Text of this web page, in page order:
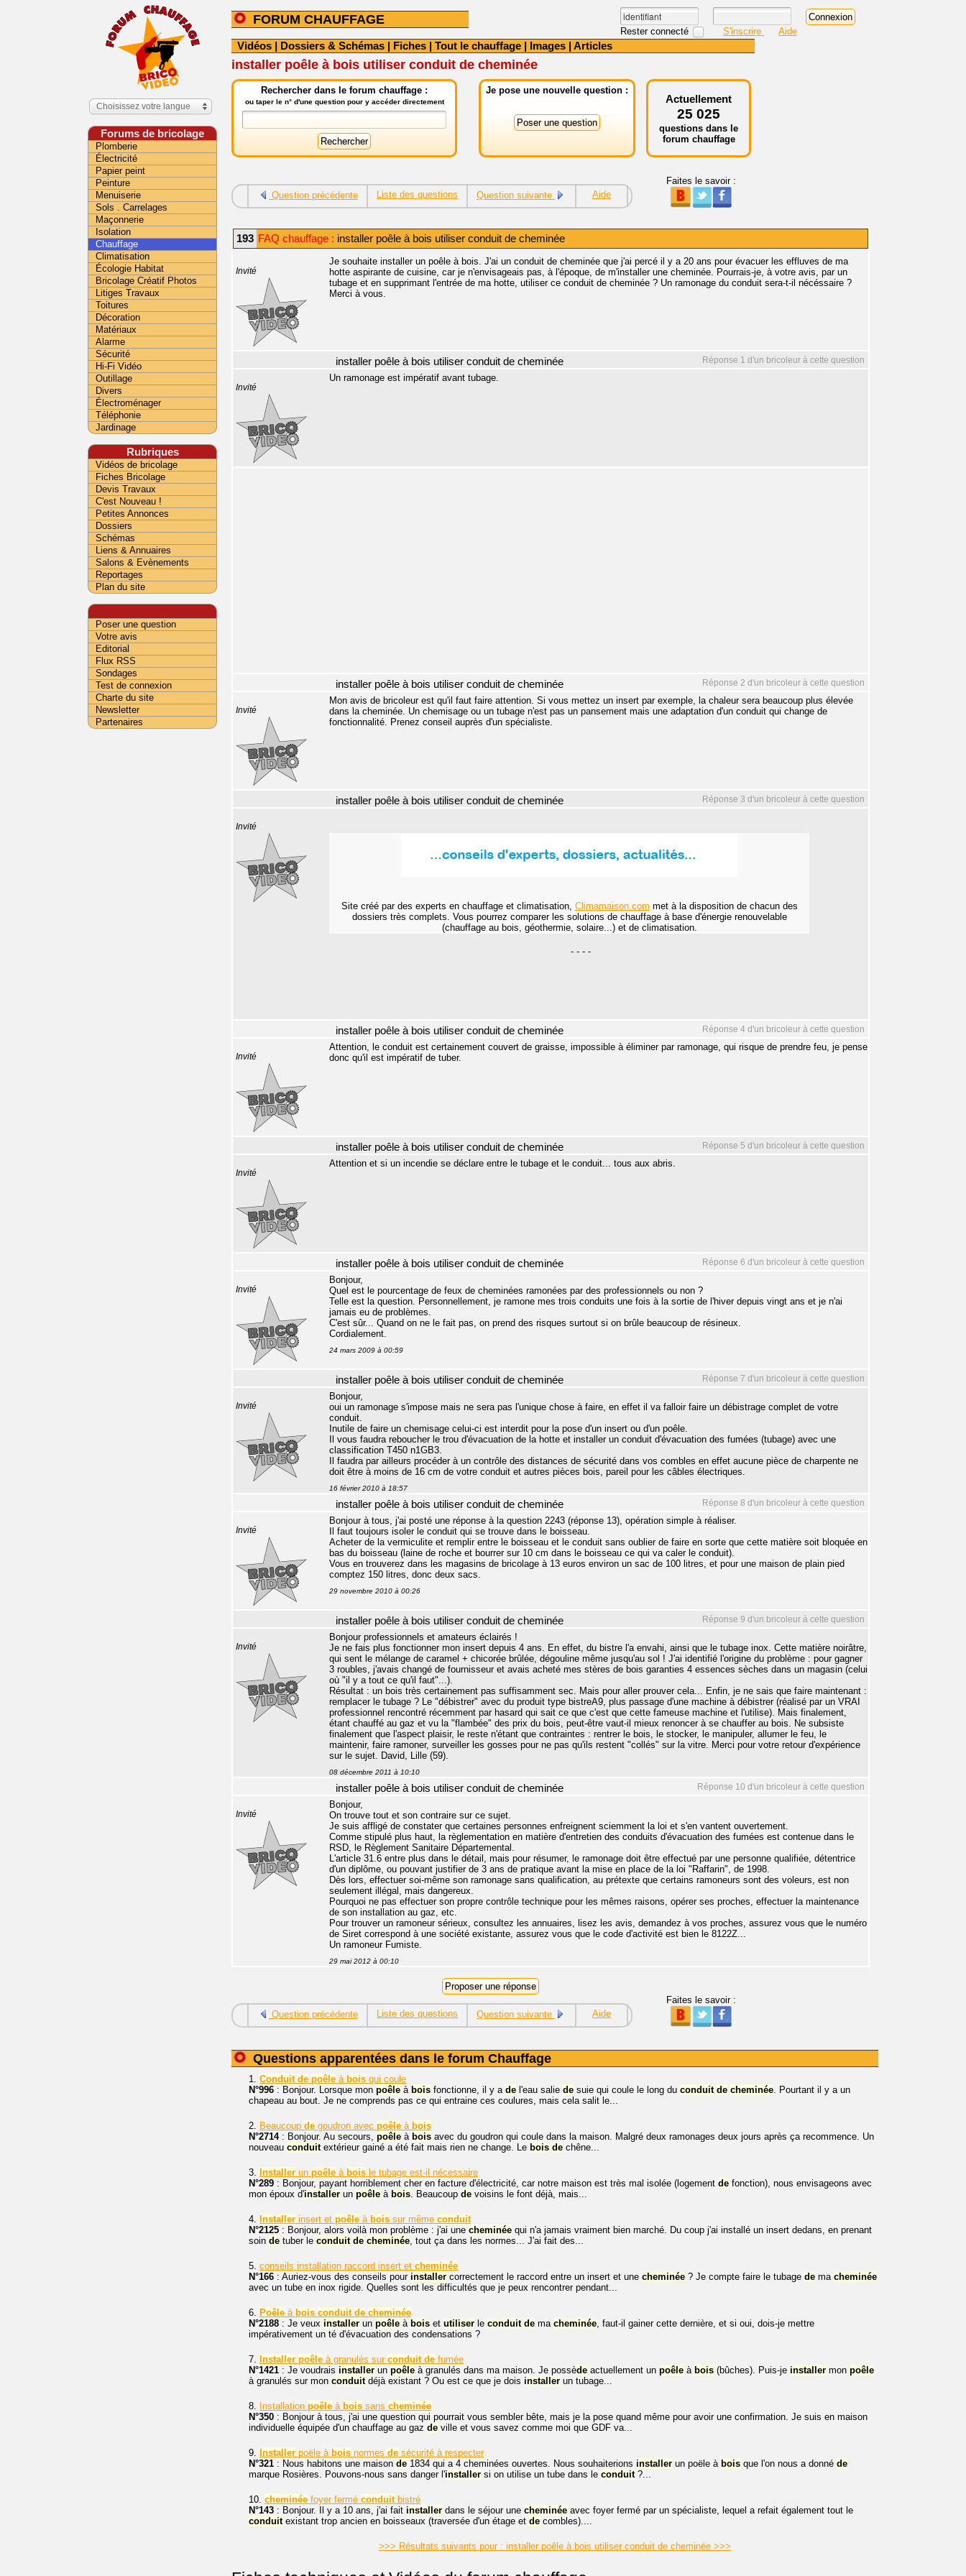
FORUM CHAUFFAGE
Rester connecté S'inscrire Aide
Vidéos | Dossiers & Schémas | Fiches | Tout le chauffage | Images | Articles
installer poêle à bois utiliser conduit de cheminée
Rechercher dans le forum chauffage :
ou taper le n° d'une question pour y accéder directement
Je pose une nouvelle question :
Actuellement
25 025
questions dans le
forum chauffage
Question précédente Liste des questions Question suivante Aide
Faites le savoir :
193 FAQ chauffage : installer poêle à bois utiliser conduit de cheminée
Invité
Je souhaite installer un poêle à bois. J'ai un conduit de cheminée que j'ai percé il y a 20 ans pour évacuer les effluves de ma
hotte aspirante de cuisine, car je n'envisageais pas, à l'époque, de m'installer une cheminée. Pourrais-je, à votre avis, par un
tubage et en supprimant l'entrée de ma hotte, utiliser ce conduit de cheminée ? Un ramonage du conduit sera-t-il nécéssaire ?
Merci à vous.
Réponse 1 d'un bricoleur à cette question
installer poêle à bois utiliser conduit de cheminée
Invité
Un ramonage est impératif avant tubage.
Réponse 2 d'un bricoleur à cette question
installer poêle à bois utiliser conduit de cheminée
Invité
Mon avis de bricoleur est qu'il faut faire attention. Si vous mettez un insert par exemple, la chaleur sera beaucoup plus élevée
dans la cheminée. Un chemisage ou un tubage n'est pas un pansement mais une adaptation d'un conduit qui change de
fonctionnalité. Prenez conseil auprès d'un spécialiste.
Réponse 3 d'un bricoleur à cette question
installer poêle à bois utiliser conduit de cheminée
Invité
Site créé par des experts en chauffage et climatisation, Climamaison.com met à la disposition de chacun des
dossiers très complets. Vous pourrez comparer les solutions de chauffage à base d'énergie renouvelable
(chauffage au bois, géothermie, solaire...) et de climatisation.
- - - -
Réponse 4 d'un bricoleur à cette question
installer poêle à bois utiliser conduit de cheminée
Invité
Attention, le conduit est certainement couvert de graisse, impossible à éliminer par ramonage, qui risque de prendre feu, je pense
donc qu'il est impératif de tuber.
Réponse 5 d'un bricoleur à cette question
installer poêle à bois utiliser conduit de cheminée
Invité
Attention et si un incendie se déclare entre le tubage et le conduit... tous aux abris.
Réponse 6 d'un bricoleur à cette question
installer poêle à bois utiliser conduit de cheminée
Invité
Bonjour,
Quel est le pourcentage de feux de cheminées ramonées par des professionnels ou non ?
Telle est la question. Personnellement, je ramone mes trois conduits une fois à la sortie de l'hiver depuis vingt ans et je n'ai
jamais eu de problèmes.
C'est sûr... Quand on ne le fait pas, on prend des risques surtout si on brûle beaucoup de résineux.
Cordialement.
24 mars 2009 à 00:59
Réponse 7 d'un bricoleur à cette question
installer poêle à bois utiliser conduit de cheminée
Invité
Bonjour,
oui un ramonage s'impose mais ne sera pas l'unique chose à faire, en effet il va falloir faire un débistrage complet de votre
conduit.
Inutile de faire un chemisage celui-ci est interdit pour la pose d'un insert ou d'un poêle.
Il vous faudra reboucher le trou d'évacuation de la hotte et installer un conduit d'évacuation des fumées (tubage) avec une
classification T450 n1GB3.
Il faudra par ailleurs procéder à un contrôle des distances de sécurité dans vos combles en effet aucune pièce de charpente ne
doit être à moins de 16 cm de votre conduit et autres pièces bois, pareil pour les câbles électriques.
16 février 2010 à 18:57
Réponse 8 d'un bricoleur à cette question
installer poêle à bois utiliser conduit de cheminée
Invité
Bonjour à tous, j'ai posté une réponse à la question 2243 (réponse 13), opération simple à réaliser.
Il faut toujours isoler le conduit qui se trouve dans le boisseau.
Acheter de la vermiculite et remplir entre le boisseau et le conduit sans oublier de faire en sorte que cette matière soit bloquée en
bas du boisseau (laine de roche et bourrer sur 10 cm dans le boisseau ce qui va caler le conduit).
Vous en trouverez dans les magasins de bricolage à 13 euros environ un sac de 100 litres, et pour une maison de plain pied
comptez 150 litres, donc deux sacs.
29 novembre 2010 à 00:26
Réponse 9 d'un bricoleur à cette question
installer poêle à bois utiliser conduit de cheminée
Invité
Bonjour professionnels et amateurs éclairés !
Je ne fais plus fonctionner mon insert depuis 4 ans. En effet, du bistre l'a envahi, ainsi que le tubage inox. Cette matière noirâtre,
qui sent le mélange de caramel + chicorée brûlée, dégouline même jusqu'au sol ! J'ai identifié l'origine du problème : pour gagner
3 roubles, j'avais changé de fournisseur et avais acheté mes stères de bois garanties 4 essences sèches dans un magasin (celui
où "il y a tout ce qu'il faut"...).
Résultat : un bois très certainement pas suffisamment sec. Mais pour aller prouver cela... Enfin, je ne sais que faire maintenant :
remplacer le tubage ? Le "débistrer" avec du produit type bistreA9, plus passage d'une machine à débistrer (réalisé par un VRAI
professionnel rencontré récemment par hasard qui sait ce que c'est que cette fameuse machine et l'utilise). Mais finalement,
étant chauffé au gaz et vu la "flambée" des prix du bois, peut-être vaut-il mieux renoncer à se chauffer au bois. Ne subsiste
finalement que l'aspect plaisir, le reste n'étant que contraintes : rentrer le bois, le stocker, le manipuler, allumer le feu, le
maintenir, faire ramoner, surveiller les gosses pour ne pas qu'ils restent "collés" sur la vitre. Merci pour votre retour d'expérience
sur le sujet. David, Lille (59).
08 décembre 2011 à 10:10
Réponse 10 d'un bricoleur à cette question
installer poêle à bois utiliser conduit de cheminée
Invité
Bonjour,
On trouve tout et son contraire sur ce sujet.
Je suis affligé de constater que certaines personnes enfreignent sciemment la loi et s'en vantent ouvertement.
Comme stipulé plus haut, la règlementation en matière d'entretien des conduits d'évacuation des fumées est contenue dans le
RSD, le Règlement Sanitaire Départemental.
L'article 31.6 entre plus dans le détail, mais pour résumer, le ramonage doit être effectué par une personne qualifiée, détentrice
d'un diplôme, ou pouvant justifier de 3 ans de pratique avant la mise en place de la loi "Raffarin", de 1998.
Dès lors, effectuer soi-même son ramonage sans qualification, au prétexte que certains ramoneurs sont des voleurs, est non
seulement illégal, mais dangereux.
Pourquoi ne pas effectuer son propre contrôle technique pour les mêmes raisons, opérer ses proches, effectuer la maintenance
de son installation au gaz, etc.
Pour trouver un ramoneur sérieux, consultez les annuaires, lisez les avis, demandez à vos proches, assurez vous que le numéro
de Siret correspond à une société existante, assurez vous que le code d'activité est bien le 8122Z...
Un ramoneur Fumiste.
29 mai 2012 à 00:10
Question précédente Liste des questions Question suivante Aide
Faites le savoir :
Questions apparentées dans le forum Chauffage
1. Conduit de poêle à bois qui coule
N°996 : Bonjour. Lorsque mon poêle à bois fonctionne, il y a de l'eau salie de suie qui coule le long du conduit de cheminée. Pourtant il y a un
chapeau au bout. Je ne comprends pas ce qui entraine ces coulures, mais cela salit le...
2. Beaucoup de goudron avec poêle à bois
N°2714: Bonjour. Au secours, poêle à bois avec du goudron qui coule dans la maison. Malgré deux ramonages deux jours après ça recommence. Un
nouveau conduitextérieur gainé a été fait mais rien ne change. Le bois de chêne...
3. Installer un poêle à bois le tubage est-il nécessaire
N°289 : Bonjour, payant horriblement cher en facture d'électricité, car notre maison est très mal isolée (logement de fonction), nous envisageons avec
mon époux d'installer un poêle à bois. Beaucoup de voisins le font déjà, mais...
4. Installer insert et poêle à bois sur même conduit
N°2125 : Bonjour, alors voilà mon problème : j'ai une cheminée qui n'a jamais vraiment bien marché. Du coup j'ai installé un insert dedans, en prenant
soin de tuber le conduit de cheminée, tout ça dans les normes... J'ai fait des...
5. conseils installation raccord insert et cheminée
N°166 : Auriez-vous des conseils pour installer correctement le raccord entre un insert et une cheminée ? Je compte faire le tubage de ma cheminée
avec un tube en inox rigide. Quelles sont les difficultés que je peux rencontrer pendant...
6. Poêle à bois conduit de cheminée
N°2188 : Je veux installer un poêle à bois et utiliser le conduit de ma cheminée, faut-il gainer cette dernière, et si oui, dois-je mettre
impérativement un té d'évacuation des condensations ?
7. Installer poêle à granulés sur conduit de fumée
N°1421 : Je voudrais installer un poêle à granulés dans ma maison. Je possède actuellement un poêle à bois (bûches). Puis-je installer mon poêle
à granulés sur mon conduitdéjà existant ? Ou est ce que je dois installer un tubage...
8. Installation poêle à bois sans cheminée
N°350 : Bonjour à tous, j'ai une question qui pourrait vous sembler bête, mais je la pose quand même pour avoir une confirmation. Je suis en maison
individuelle équipée d'un chauffage au gaz de ville et vous savez comme moi que GDF va...
9. Installer poële à bois normes de sécurité à respecter
N°321 : Nous habitons une maison de 1834 qui a 4 cheminées ouvertes. Nous souhaiterions installer un poële à bois que l'on nous a donné de
marque Rosières. Pouvons-nous sans danger l'installer si on utilise un tube dans le conduit?...
10. cheminée foyer fermé conduitbistré
N°143 : Bonjour. Il y a 10 ans, j'ai fait installer dans le séjour une cheminée avec foyer fermé par un spécialiste, lequel a refait également tout le
conduitexistant trop ancien en boisseaux (traversée d'un étage et de combles)....
>>> Résultats suivants pour : installer poêle à bois utiliser conduit de cheminée >>>
Choisissez votre langue
Forums de bricolage
Plomberie
Électricité
Papier peint
Peinture
Menuiserie
Sols . Carrelages
Maçonnerie
Isolation
Chauffage
Climatisation
Écologie Habitat
Bricolage Créatif Photos
Litiges Travaux
Toitures
Décoration
Matériaux
Alarme
Sécurité
Hi-Fi Vidéo
Outillage
Divers
Électroménager
Téléphonie
Jardinage
Rubriques
Vidéos de bricolage
Fiches Bricolage
Devis Travaux
C'est Nouveau !
Petites Annonces
Dossiers
Schémas
Liens & Annuaires
Salons & Evènements
Reportages
Plan du site
Poser une question
Votre avis
Editorial
Flux RSS
Sondages
Test de connexion
Charte du site
Newsletter
Partenaires